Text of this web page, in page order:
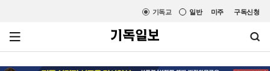
미주 구독신청
일반
기독교